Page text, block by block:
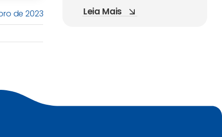
de 2023 Leia Mais